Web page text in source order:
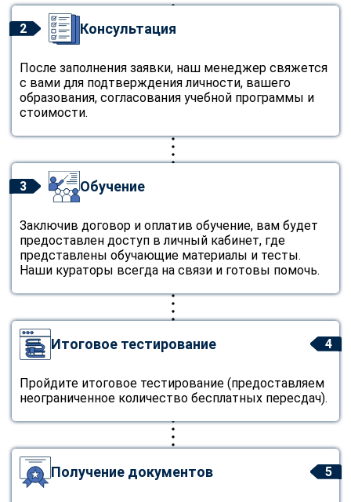
2 Консультация
После заполнения заявки, наш менеджер свяжется
с вами для подтверждения личности, вашего
образования, согласования учебной программы и
стоимости.
3 Обучение
Заключив договор и оплатив обучение, вам будет
предоставлен доступ в личный кабинет, где
представлены обучающие материалы и тесты.
Наши кураторы всегда на связи и готовы помочь.
4
Итоговое тестирование
Пройдите итоговое тестирование (предоставляем
неограниченное количество бесплатных пересдач).
5
Получение документов